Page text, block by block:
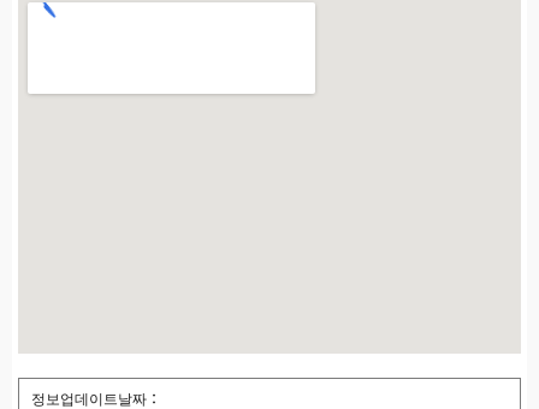
정보업데이트날짜：